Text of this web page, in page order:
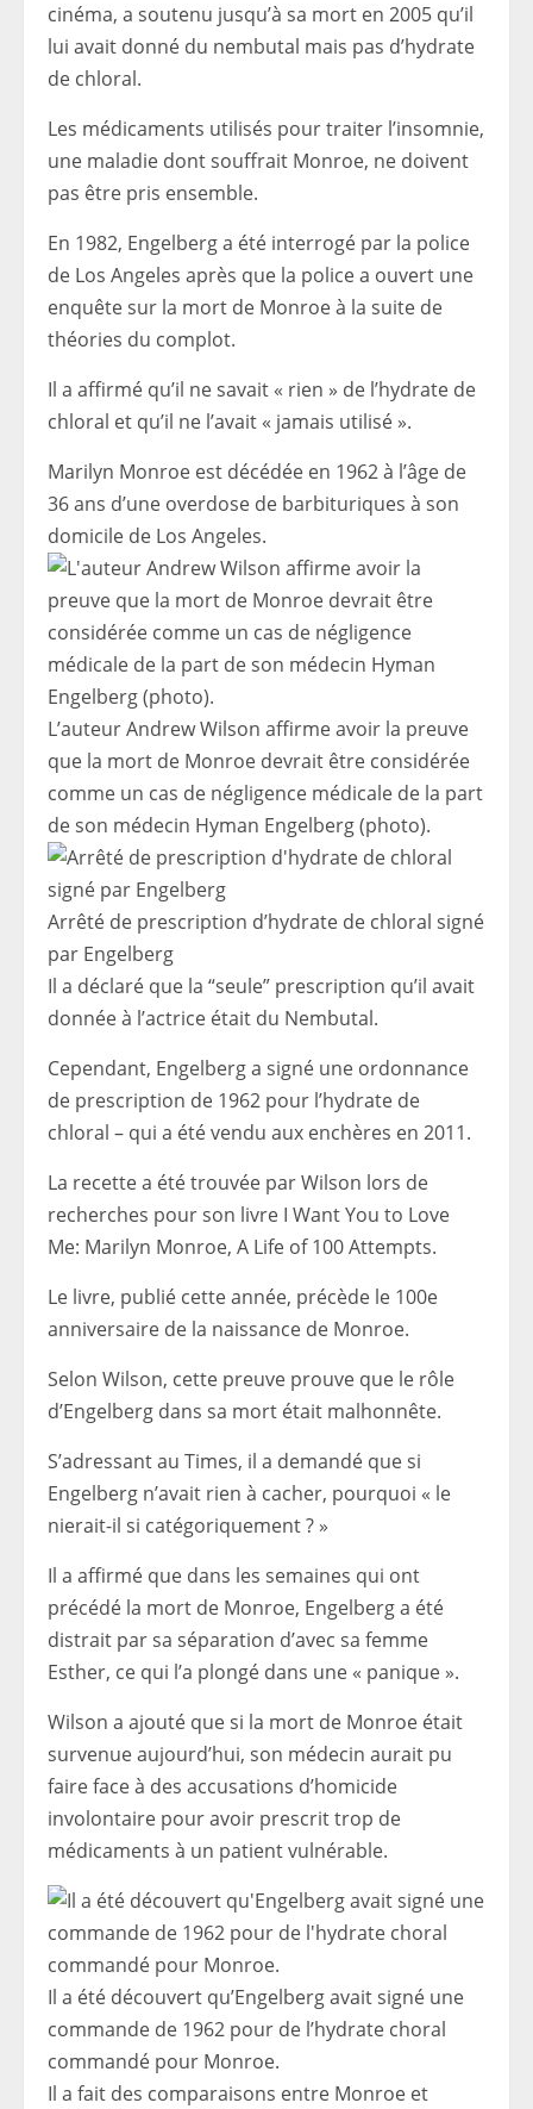
cinéma, a soutenu jusqu’à sa mort en 2005 qu’il
lui avait donné du nembutal mais pas d’hydrate
de chloral.
Les médicaments utilisés pour traiter l’insomnie,
une maladie dont souffrait Monroe, ne doivent
pas être pris ensemble.
En 1982, Engelberg a été interrogé par la police
de Los Angeles après que la police a ouvert une
enquête sur la mort de Monroe à la suite de
théories du complot.
Il a affirmé qu’il ne savait « rien » de l’hydrate de
chloral et qu’il ne l’avait « jamais utilisé ».
Marilyn Monroe est décédée en 1962 à l’âge de
36 ans d’une overdose de barbituriques à son
domicile de Los Angeles.
L’auteur Andrew Wilson affirme avoir la preuve
que la mort de Monroe devrait être considérée
comme un cas de négligence médicale de la part
de son médecin Hyman Engelberg (photo).
Arrêté de prescription d’hydrate de chloral signé
par Engelberg
Il a déclaré que la “seule” prescription qu’il avait
donnée à l’actrice était du Nembutal.
Cependant, Engelberg a signé une ordonnance
de prescription de 1962 pour l’hydrate de
chloral – qui a été vendu aux enchères en 2011.
La recette a été trouvée par Wilson lors de
recherches pour son livre I Want You to Love
Me: Marilyn Monroe, A Life of 100 Attempts.
Le livre, publié cette année, précède le 100e
anniversaire de la naissance de Monroe.
Selon Wilson, cette preuve prouve que le rôle
d’Engelberg dans sa mort était malhonnête.
S’adressant au Times, il a demandé que si
Engelberg n’avait rien à cacher, pourquoi « le
nierait-il si catégoriquement ? »
Il a affirmé que dans les semaines qui ont
précédé la mort de Monroe, Engelberg a été
distrait par sa séparation d’avec sa femme
Esther, ce qui l’a plongé dans une « panique ».
Wilson a ajouté que si la mort de Monroe était
survenue aujourd’hui, son médecin aurait pu
faire face à des accusations d’homicide
involontaire pour avoir prescrit trop de
médicaments à un patient vulnérable.
Il a été découvert qu’Engelberg avait signé une
commande de 1962 pour de l’hydrate choral
commandé pour Monroe.
Il a fait des comparaisons entre Monroe et